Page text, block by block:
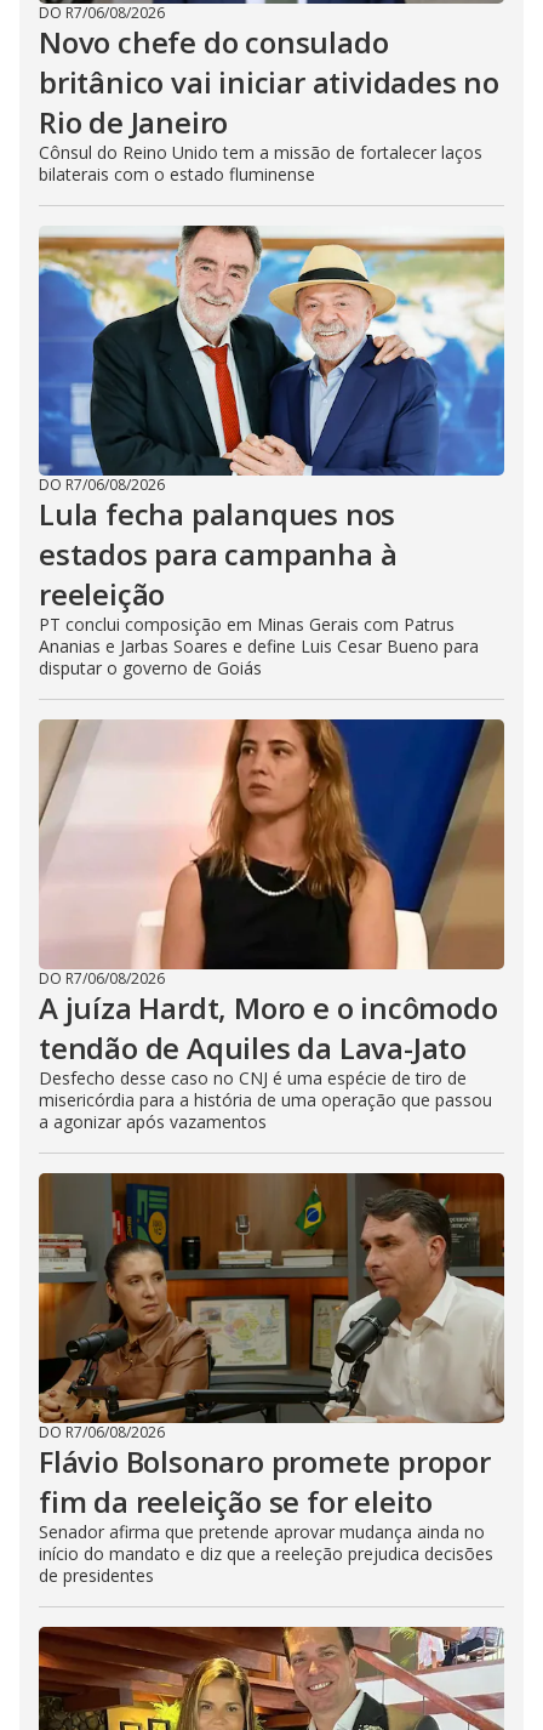
DO R7/06/08/2026
Novo chefe do consulado
britânico vai iniciar atividades no
Rio de Janeiro
Cônsul do Reino Unido tem a missão de fortalecer laços
bilaterais com o estado fluminense
DO R7/06/08/2026
Lula fecha palanques nos
estados para campanha à
reeleição
PT conclui composição em Minas Gerais com Patrus
Ananias e Jarbas Soares e define Luis Cesar Bueno para
disputar o governo de Goiás
DO R7/06/08/2026
A juíza Hardt, Moro e o incômodo
tendão de Aquiles da Lava-Jato
Desfecho desse caso no CNJ é uma espécie de tiro de
misericórdia para a história de uma operação que passou
a agonizar após vazamentos
DO R7/06/08/2026
Flávio Bolsonaro promete propor
fim da reeleição se for eleito
Senador afirma que pretende aprovar mudança ainda no
início do mandato e diz que a reeleção prejudica decisões
de presidentes